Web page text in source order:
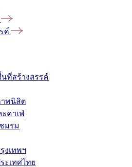
ค์
ที่สร้างสรรค์
พนิสิต
คาเฟ่
มรม
งเทพฯ
ะเทศไทย